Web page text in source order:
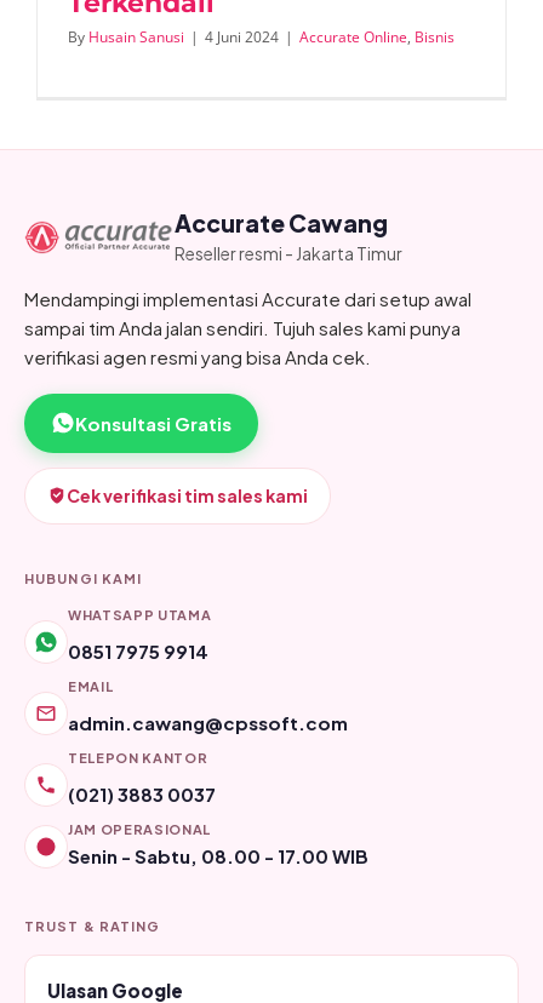
By Husain Sanusi | 4 Juni 2024 | Accurate Online, Bisnis
Accurate Cawang
Reseller resmi - Jakarta Timur
Mendampingi implementasi Accurate dari setup awal
sampai tim Anda jalan sendiri. Tujuh sales kami punya
verifikasi agen resmi yang bisa Anda cek.
Konsultasi Gratis
Cek verifikasi tim sales kami
HUBUNGI KAMI
WHATSAPP UTAMA
0851 7975 9914
EMAIL
admin.cawang@cpssoft.com
TELEPON KANTOR
(021) 3883 0037
JAM OPERASIONAL
Senin - Sabtu, 08.00 - 17.00 WIB
TRUST & RATING
Ulasan Google